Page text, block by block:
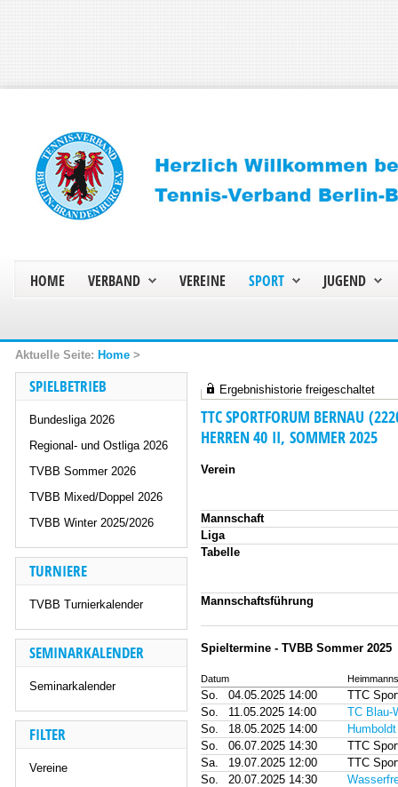
HOME VERBAND VEREINE SPORT JUGEND
Home >
SPIELBETRIEB
Bundesliga 2026
Regional- und Ostliga 2026
TVBB Sommer 2026
TVBB Mixed/Doppel 2026
TVBB Winter 2025/2026
TURNIERE
TVBB Turnierkalender
SEMINARKALENDER
Seminarkalender
FILTER
Vereine
Ergebnishistorie freigeschaltet
TTC SPORTFORUM BERNAU
HERREN 40 II, SOMMER 2025
Verein
Mannschaft
Liga
Tabelle
Mannschaftsführung
Spieltermine - TVBB Sommer 2025
Datum
So. 04.05.2025 14:00
TTC
So.
11.05.2025 14:00
TC Blau-
So.
18.05.2025 14:00
So.
06.07.2025 14:30
TTC
Sa.
19.07.2025 12:00
TTC
So.
20.07.2025 14:30